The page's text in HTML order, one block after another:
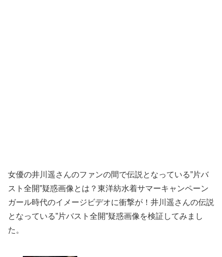
女優の井川遥さんのファンの間で伝説となっている”片バ
スト全開”疑惑画像とは？東洋紡水着サマーキャンペーン
ガール時代のイメージビデオに衝撃が！井川遥さんの伝説
となっている”片バスト全開”疑惑画像を検証してみまし
た。